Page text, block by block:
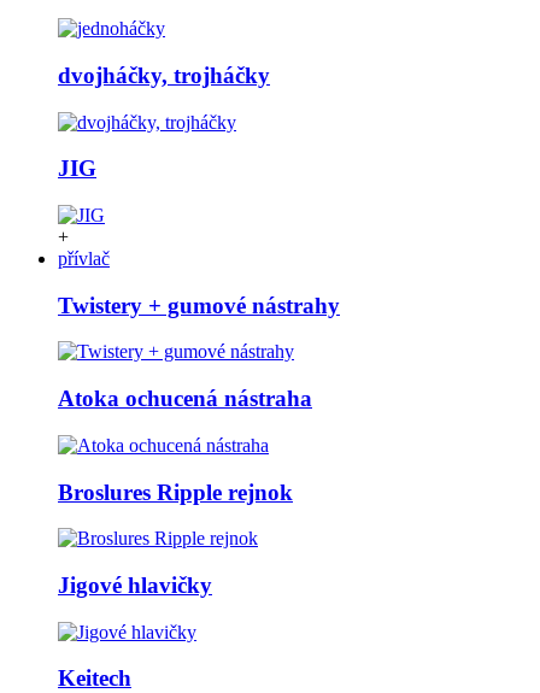
dvojháčky, trojháčky
JIG
+
přívlač
Twistery + gumové nástrahy
Atoka ochucená nástraha
Broslures Ripple rejnok
Jigové hlavičky
Keitech